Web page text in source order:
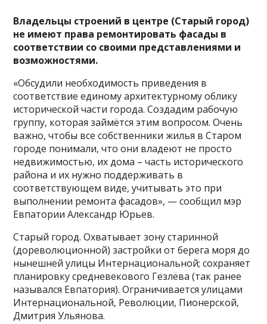
Владельцы строений в центре (Старый город)
не имеют права ремонтировать фасады в
соответствии со своими представлениями и
возможностями.
«Обсудили необходимость приведения в
соответствие единому архитектурному облику
исторической части города. Создадим рабочую
группу, которая займётся этим вопросом. Очень
важно, чтобы все собственники жилья в Старом
городе понимали, что они владеют не просто
недвижимостью, их дома – часть исторического
района и их нужно поддерживать в
соответствующем виде, учитывать это при
выполнении ремонта фасадов», — сообщил мэр
Евпатории Александр Юрьев.
Старый город. Охватывает зону старинной
(дореволюционной) застройки от берега моря до
нынешней улицы Интернациональной; сохраняет
планировку средневекового Гезлёва (так ранее
назывался Евпатория). Ограничивается улицами
Интернациональной, Революции, Пионерской,
Дмитрия Ульянова.